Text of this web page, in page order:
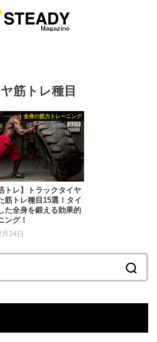
筋トレ種目
全身の筋力トレーニング
トレ】トラックタイヤ
筋トレ種目15選！タイ
た全身を鍛える効果的
ング！
24日